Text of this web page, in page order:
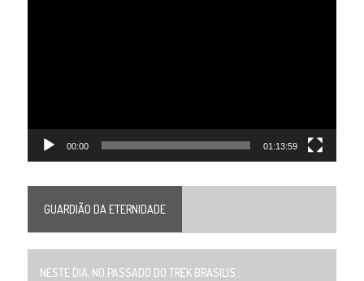
00:00 01:13:59
GUARDIÃO DA ETERNIDADE
NESTE DIA, NO PASSADO DO TREK BRASILIS...